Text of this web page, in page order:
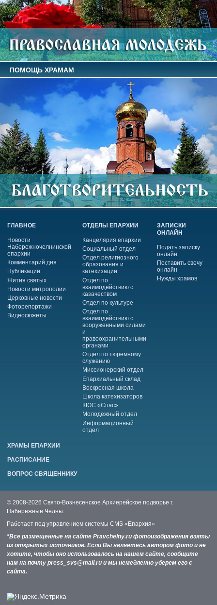
ПОМОЩЬ ХРАМАМ
ГЛАВНОЕ
Новости
Набережночелнинской
епархии
Комментарий дня
Публикации
Жития святых
Новости митрополии
Церковные новости
Фоторепортажи
Видеосюжеты
ОТДЕЛЫ ЕПАРХИИ
Канцелярия епархии
Социальный отдел
Отдел религиозного
образования и
катехизации
Отдел по
взаимодействию с
казачеством
Отдел по культуре
Отдел по
взаимодействию с
вооруженными силами
и
правоохранительными
органами
Отдел по тюремному
служению
Миссионерский отдел
Епархиальный склад
Воскресная школа
Школа катехизаторов
КЮС «Спас»
Молодежный отдел
Информационный
отдел
ЗАПИСКИ
ОНЛАЙН
Подать записку
онлайн
Поставить свечу
онлайн
Нужды храмов
ХРАМЫ ЕПАРХИИ
РАСПИСАНИЕ
ВОПРОС СВЯЩЕННИКУ
© 2008-2026 Свято-Вознесенское Архиерейское подворье г.
Набережные Челны.
Работает под управлением системы CMS «Епархия»
*Все размещенные на сайте Pravchelny.ru фотоизображения взяты
из открытых источников. Если Вы являетесь автором фото и не
хотите, чтобы оно использовалось на нашем сайте, сообщите
нам на почту press_svs@mail.ru и мы немедленно уберем его с
сайта.